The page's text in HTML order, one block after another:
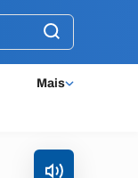
Mais